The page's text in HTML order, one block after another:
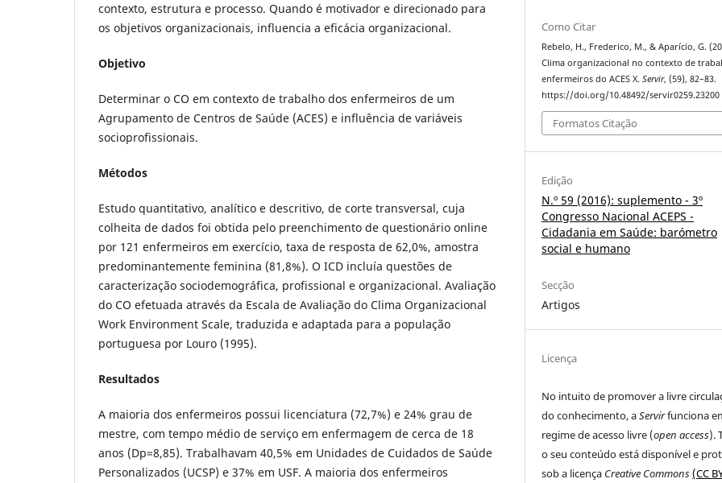
contexto, estrutura e processo. Quando é motivador e direcionado para
os objetivos organizacionais, influencia a eficácia organizacional.
Objetivo
Determinar o CO em contexto de trabalho dos enfermeiros de um
Agrupamento de Centros de Saúde (ACES) e influência de variáveis
socioprofissionais.
Métodos
Estudo quantitativo, analítico e descritivo, de corte transversal, cuja
colheita de dados foi obtida pelo preenchimento de questionário online
por 121 enfermeiros em exercício, taxa de resposta de 62,0%, amostra
predominantemente feminina (81,8%). O ICD incluía questões de
caracterização sociodemográfica, profissional e organizacional. Avaliação
do CO efetuada através da Escala de Avaliação do Clima Organizacional
Work Environment Scale, traduzida e adaptada para a população
portuguesa por Louro (1995).
Resultados
A maioria dos enfermeiros possui licenciatura (72,7%) e 24% grau de
mestre, com tempo médio de serviço em enfermagem de cerca de 18
anos (Dp=8,85). Trabalhavam 40,5% em Unidades de Cuidados de Saúde
Personalizados (UCSP) e 37% em USF. A maioria dos enfermeiros
Como Citar
Rebelo, H., Frederico, M., & Aparício, G.
Clima organizacional no contexto de
enfermeiros do ACES X.Servir, (59), 82–83.
https://doi.org/10.48492/servir0259.23200
Formatos Citação
Edição
N.º 59 (2016): suplemento - 3º
Congresso Nacional ACEPS -
Cidadania em Saúde: barómetro
social e humano
Secção
Artigos
Licença
No intuito de promover a livre
do conhecimento, aServirfunciona
regime de acesso livre (open access).
o seu conteúdo está disponível e
sob a licença Creative Commons(CC